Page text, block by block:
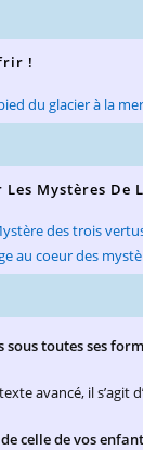
!
Les Mystères De
sous toutes ses
avancé, il s’agit
celle de vos